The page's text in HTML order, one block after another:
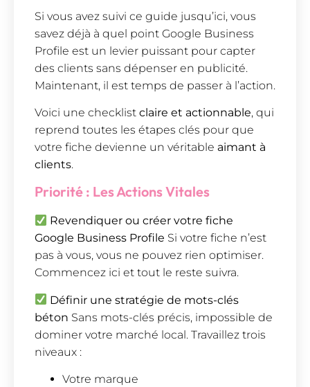
Si vous avez suivi ce guide jusqu’ici, vous
savez déjà à quel point Google Business
Profile est un levier puissant pour capter
des clients sans dépenser en publicité.
Maintenant, il est temps de passer à l’action.
Voici une checklist claire et actionnable, qui
reprend toutes les étapes clés pour que
votre fiche devienne un véritable aimant à
clients.
Priorité : Les Actions Vitales
Revendiquer ou créer votre fiche
Google Business Profile Si votre fiche n’est
pas à vous, vous ne pouvez rien optimiser.
Commencez ici et tout le reste suivra.
Définir une stratégie de mots-clés
béton Sans mots-clés précis, impossible de
dominer votre marché local. Travaillez trois
niveaux :
Votre marque